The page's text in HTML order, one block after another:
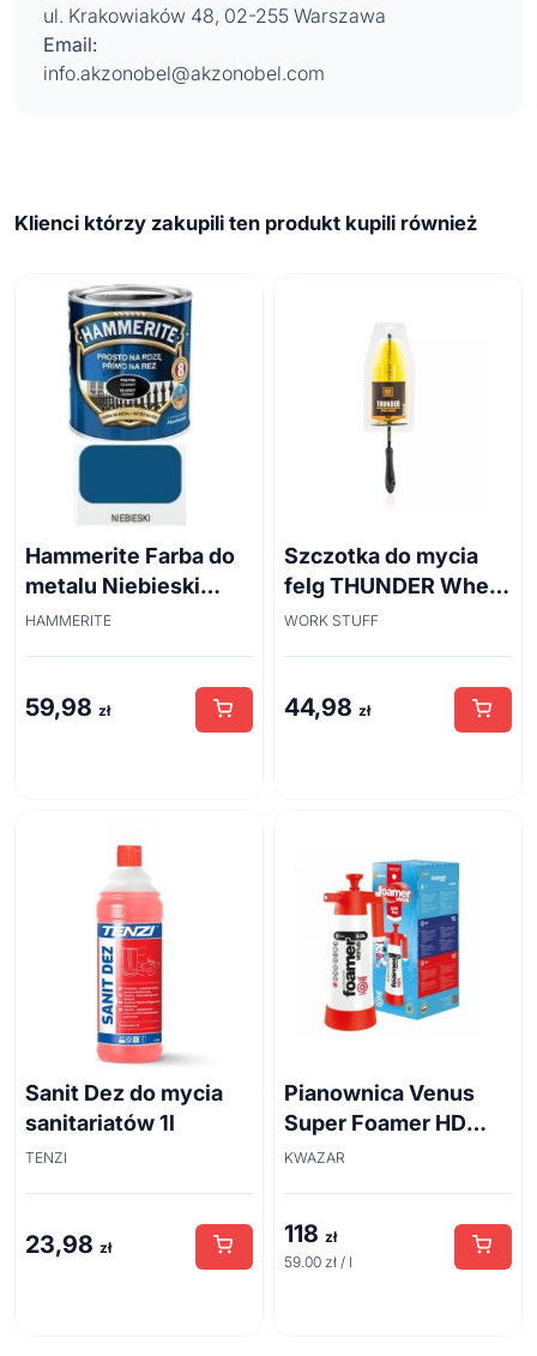
ul. Krakowiaków 48, 02-255 Warszawa
Email:
info.akzonobel@akzonobel.com
Klienci którzy zakupili ten produkt kupili również
Hammerite Farba do
metalu Niebieski
połysk 0,7 l
HAMMERITE
59,98 zł
Szczotka do mycia
felg THUNDER Wheel
Brush 45cm
WORK STUFF
44,98 zł
Sanit Dez do mycia
sanitariatów 1l
TENZI
23,98 zł
Pianownica Venus
Super Foamer HD
acid line 2L
KWAZAR
118 zł
59.00 zł / l